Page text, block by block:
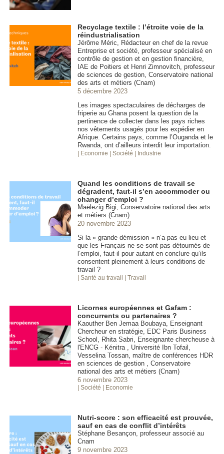
Recyclage textile : l’étroite voie de la
réindustrialisation
Jérôme Méric, Rédacteur en chef de la revue
Entreprise et société, professeur spécialisé en
contrôle de gestion et en gestion financière,
IAE de Poitiers et Henri Zimnovitch, professeur
de sciences de gestion, Conservatoire national
des arts et métiers (Cnam)
5 décembre 2023
Les images spectaculaires de décharges de
friperie au Ghana posent la question de la
pertinence de collecter dans les pays riches
nos vêtements usagés pour les expédier en
Afrique. Certains pays, comme l’Ouganda et le
Rwanda, ont d’ailleurs interdit leur importation.
| Economie | Société | Industrie
Quand les conditions de travail se
dégradent, faut-il s’en accommoder ou
changer d’emploi ?
Maëlezig Bigi, Conservatoire national des arts
et métiers (Cnam)
20 novembre 2023
Si la « grande démission » n’a pas eu lieu et
que les Français ne se sont pas détournés de
l’emploi, faut-il pour autant en conclure qu’ils
consentent pleinement à leurs conditions de
travail ?
| Santé au travail | Travail
Licornes européennes et Gafam :
concurrents ou partenaires ?
Kaouther Ben Jemaa Boubaya, Enseignant
Chercheur en stratégie, EDC Paris Business
School, Rhita Sabri, Enseignante chercheuse à
l'ENCG - Kénitra , Université Ibn Tofail,
Vesselina Tossan, maître de conférences HDR
en sciences de gestion , Conservatoire
national des arts et métiers (Cnam)
6 novembre 2023
| Société | Economie
Nutri-score : son efficacité est prouvée,
sauf en cas de conflit d’intérêts
Stéphane Besançon, professeur associé au
Cnam
9 novembre 2023